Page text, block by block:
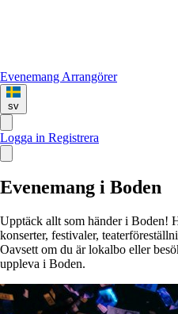
Evenemang Arrangörer
sv
Logga in Registrera
Evenemang i Boden
Upptäck allt som händer i Boden!
konserter, festivaler,
Oavsett om du är lokalbo eller
uppleva i Boden.